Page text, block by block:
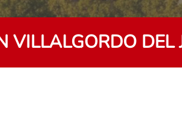
VILLALGORDO DEL